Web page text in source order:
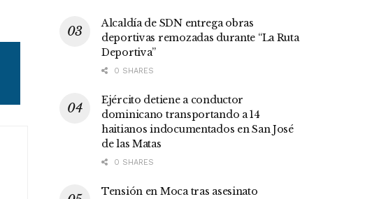
Alcaldía de SDN entrega obras
deportivas remozadas durante “La Ruta
Deportiva”
0 SHARES
Ejército detiene a conductor
dominicano transportando a 14
haitianos indocumentados en San José
de las Matas
0 SHARES
Tensión en Moca tras asesinato